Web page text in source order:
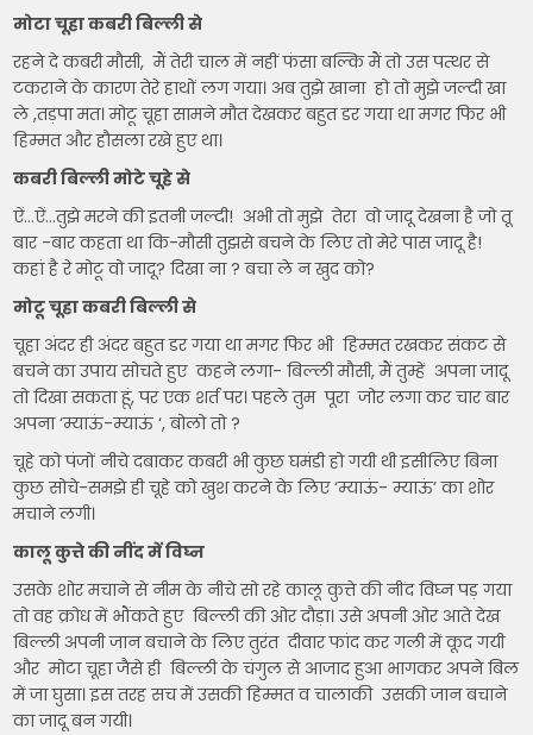
मोटा चूहा कबरी बिल्ली से
रहने दे कबरी मौसी, मैं तेरी चाल में नहीं फंसा बल्कि मैं तो उस पत्थर से
टकराने के कारण तेरे हाथों लग गया। अब तुझे खाना हो तो मुझे जल्दी खा
ले ,तड़पा मत। मोटू चूहा सामने मौत देखकर बहुत डर गया था मगर फिर भी
हिम्मत और हौसला रखे हुए था।
कबरी बिल्ली मोटे चूहे से
ऐं…ऐं…तुझे मरने की इतनी जल्दी! अभी तो मुझे तेरा वो जादू देखना है जो तू
बार -बार कहता था कि-मौसी तुझसे बचने के लिए तो मेरे पास जादू है!
कहां है रे मोटू वो जादू? दिखा ना ? बचा ले न खुद को?
मोटू चूहा कबरी बिल्ली से
चूहा अंदर ही अंदर बहुत डर गया था मगर फिर भी हिम्मत रखकर संकट से
बचने का उपाय सोचते हुए कहने लगा- बिल्ली मौसी, मैं तुम्हें अपना जादू
तो दिखा सकता हूंं, पर एक शर्त पर। पहले तुम पूरा जोर लगा कर चार बार
अपना ‘म्याऊं-म्याऊं ‘, बोलो तो ?
चूहे को पंजों नीचे दबाकर कबरी भी कुछ घमंडी हो गयी थी इसीलिए बिना
कुछ सोचे-समझे ही चूहे को खुश करने के लिए ‘म्याऊं- म्याऊं’ का शोर
मचाने लगी।
कालू कुत्ते की नींद में विघ्न
उसके शोर मचाने से नीम के नीचे सो रहे कालू कुत्ते की नींद विघ्न पड़ गया
तो वह क्रोध में भौंकते हुए बिल्ली की ओर दौड़ा। उसे अपनी ओर आते देख
बिल्ली अपनी जान बचाने के लिए तुरंत दीवार फांद कर गली में कूद गयी
और मोटा चूहा जैसे ही बिल्ली के चंगुल से आजाद हुआ भागकर अपने बिल
में जा घुसा। इस तरह सच में उसकी हिम्मत व चालाकी उसकी जान बचाने
का जादू बन गयी।